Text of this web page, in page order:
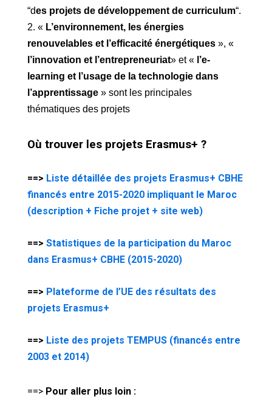
“des projets de développement de curriculum“.
2. « L’environnement, les énergies
renouvelables et l’efficacité énergétiques », «
l’innovation et l’entrepreneuriat» et « l’e-
learning et l’usage de la technologie dans
l’apprentissage » sont les principales
thématiques des projets
Où trouver les projets Erasmus+ ?
==> Liste détaillée des projets Erasmus+ CBHE
financés entre 2015-2020 impliquant le Maroc
(description + Fiche projet + site web)
==> Statistiques de la participation du Maroc
dans Erasmus+ CBHE (2015-2020)
==> Plateforme de l’UE des résultats des
projets Erasmus+
==> Liste des projets TEMPUS (financés entre
2003 et 2014)
==> Pour aller plus loin :